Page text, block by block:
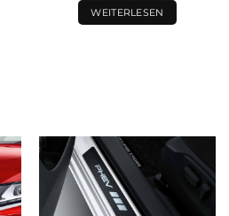
WEITERLESEN